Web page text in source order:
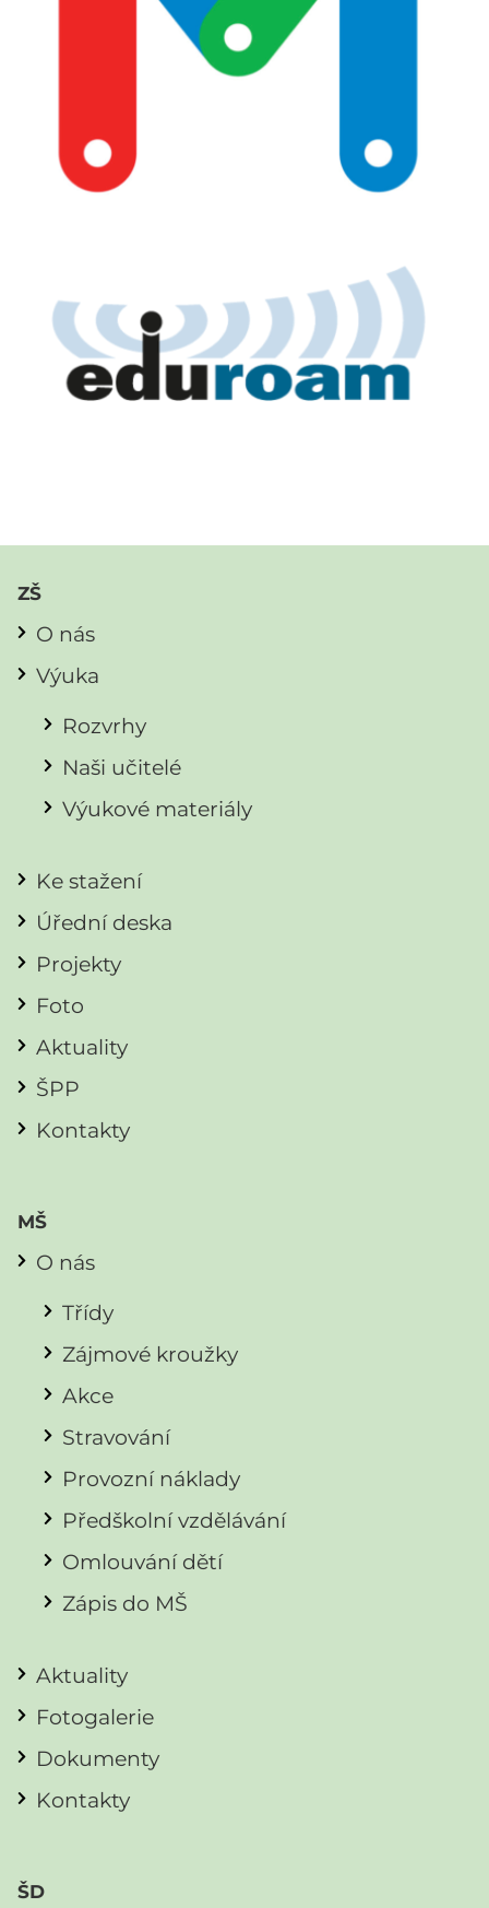
ZŠ
O nás
Výuka
Rozvrhy
Naši učitelé
Výukové materiály
Ke stažení
Úřední deska
Projekty
Foto
Aktuality
ŠPP
Kontakty
MŠ
O nás
Třídy
Zájmové kroužky
Akce
Stravování
Provozní náklady
Předškolní vzdělávání
Omlouvání dětí
Zápis do MŠ
Aktuality
Fotogalerie
Dokumenty
Kontakty
ŠD